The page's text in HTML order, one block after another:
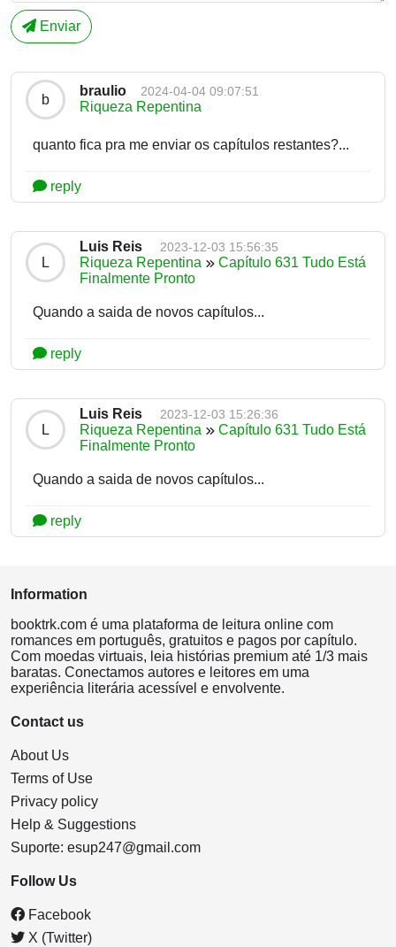
Enviar
b
braulio 2024-04-04 09:07:51
Riqueza Repentina
quanto fica pra me enviar os capítulos restantes?...
reply
L
Luis Reis 2023-12-03 15:56:35
Riqueza Repentina
Capítulo 631 Tudo Está
Finalmente Pronto
Quando a saida de novos capítulos...
reply
L
Luis Reis 2023-12-03 15:26:36
Riqueza Repentina
Capítulo 631 Tudo Está
Finalmente Pronto
Quando a saida de novos capítulos...
reply
Information
booktrk.com é uma plataforma de leitura online com
romances em português, gratuitos e pagos por capítulo.
Com moedas virtuais, leia histórias premium até 1/3 mais
baratas. Conectamos autores e leitores em uma
experiência literária acessível e envolvente.
Contact us
About Us
Terms of Use
Privacy policy
Help & Suggestions
Suporte: esup247@gmail.com
Follow Us
Facebook
X (Twitter)